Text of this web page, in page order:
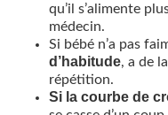
qu’il s’alimente
médecin.
Si bébé n’a pas
d’habitude, a de
répétition.
Si la courbe de